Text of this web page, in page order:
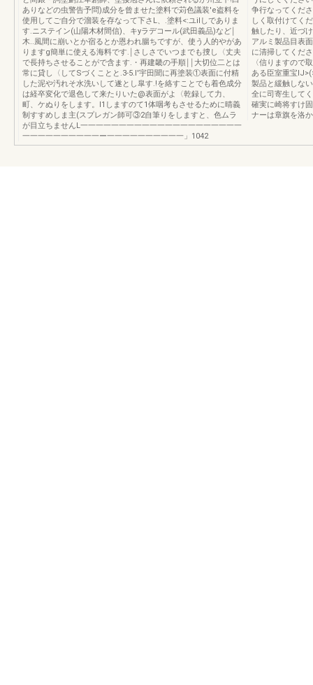
ありなどの虫警告予問)成分を曾ませた塗料で苅色議装'e盗料を
使用してご自分で溜装を存なって下さL、.塗料<:ユilしでありま
す.ニステイン(山陽木材間信)、キyラデコール(武田義品)など￨
木..風間に崩いとか宿るとか恩われ腸ちですが、使う人的やがあ
りますg簡単に使える海料です.￨さしさでいつまでも捜し〈丈夫
で長持ちさせることがで含ます.・再建畿の手順￨￨大切位二とは
常に貸し〈してSづくことと.3-5.l'宇田聞に再塗装①表面に付精
した泥や汚れそ水洗いして遂とし皐す.!を絡すことでも着色成分
は経卒変化で退色して来たりいた@表面がよ〈乾録して力、
町、ケぬりをします。I1しますのて1体咽考もさせるために晴義
制すすめしま主(スプレガン師可③2自筆りをしますと、色ムラ
が目立ちませんL一一一一一一一一一一一一一一一一一一一一一
一一一一一一一一一一ー一一一一一一一一一一」1042
争行なってくだ
しく取付けてく
触したり、近づ
アルミ製品目表
に清掃してくだ
〈信りますので
ある臣室重宝
製品と緩触しな
全に司寄生して
確実に崎将すけ
ナーは章旗を洛